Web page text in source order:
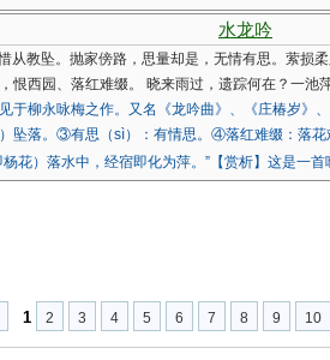
水龙吟
从教坠。抛家傍路，思量却是，无情有思。萦损
恨西园、落红难缀。 晓来雨过，遗踪何在？一池
于柳永咏梅之作。又名《龙吟曲》、《庄椿岁》
坠落。③有思（sì）：有情思。④落红难缀：落
花）落水中，经宿即化为萍。”【赏析】这是一
1 2 3 4 5 6 7 8 9 10